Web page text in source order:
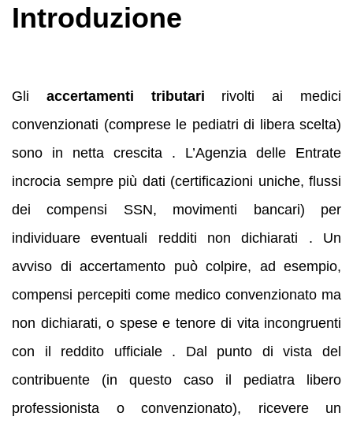
Introduzione
Gli accertamenti tributari rivolti ai medici
convenzionati (comprese le pediatri di libera scelta)
sono in netta crescita . L’Agenzia delle Entrate
incrocia sempre più dati (certificazioni uniche, flussi
dei compensi SSN, movimenti bancari) per
individuare eventuali redditi non dichiarati . Un
avviso di accertamento può colpire, ad esempio,
compensi percepiti come medico convenzionato ma
non dichiarati, o spese e tenore di vita incongruenti
con il reddito ufficiale . Dal punto di vista del
contribuente (in questo caso il pediatra libero
professionista o convenzionato), ricevere un